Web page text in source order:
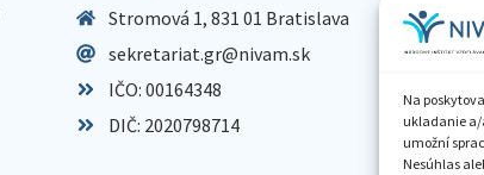
Na
ukladanie a/
umožní
Nesúhlas
Stromová 1, 831 01 Bratislava
sekretariat.gr@nivam.sk
IČO: 00164348
DIČ: 2020798714